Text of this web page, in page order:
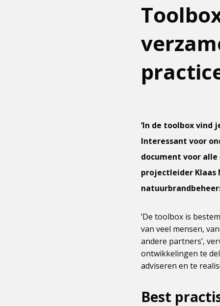
‘In de toolbox
Interessant voor
document voor
projectleider Klaas
’De toolbox is
van veel mensen,
andere partners’,
ontwikkelingen te
adviseren en te
Best